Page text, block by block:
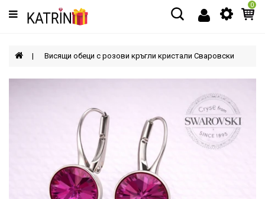
Категории
МЪЖЕ
ЖЕНИ
0
Висящи обеци с розови кръгли кристали Сваровски